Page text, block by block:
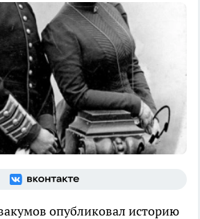
опубликовал историю